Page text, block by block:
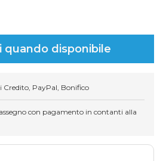
quando disponibile
Credito, PayPal, Bonifico
con pagamento in contanti alla